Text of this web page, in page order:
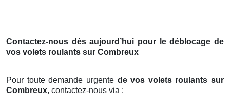
Contactez-nous dès aujourd’hui pour le déblocage de
vos volets roulants sur Combreux
Pour toute demande urgente de vos volets roulants sur
Combreux, contactez-nous via :